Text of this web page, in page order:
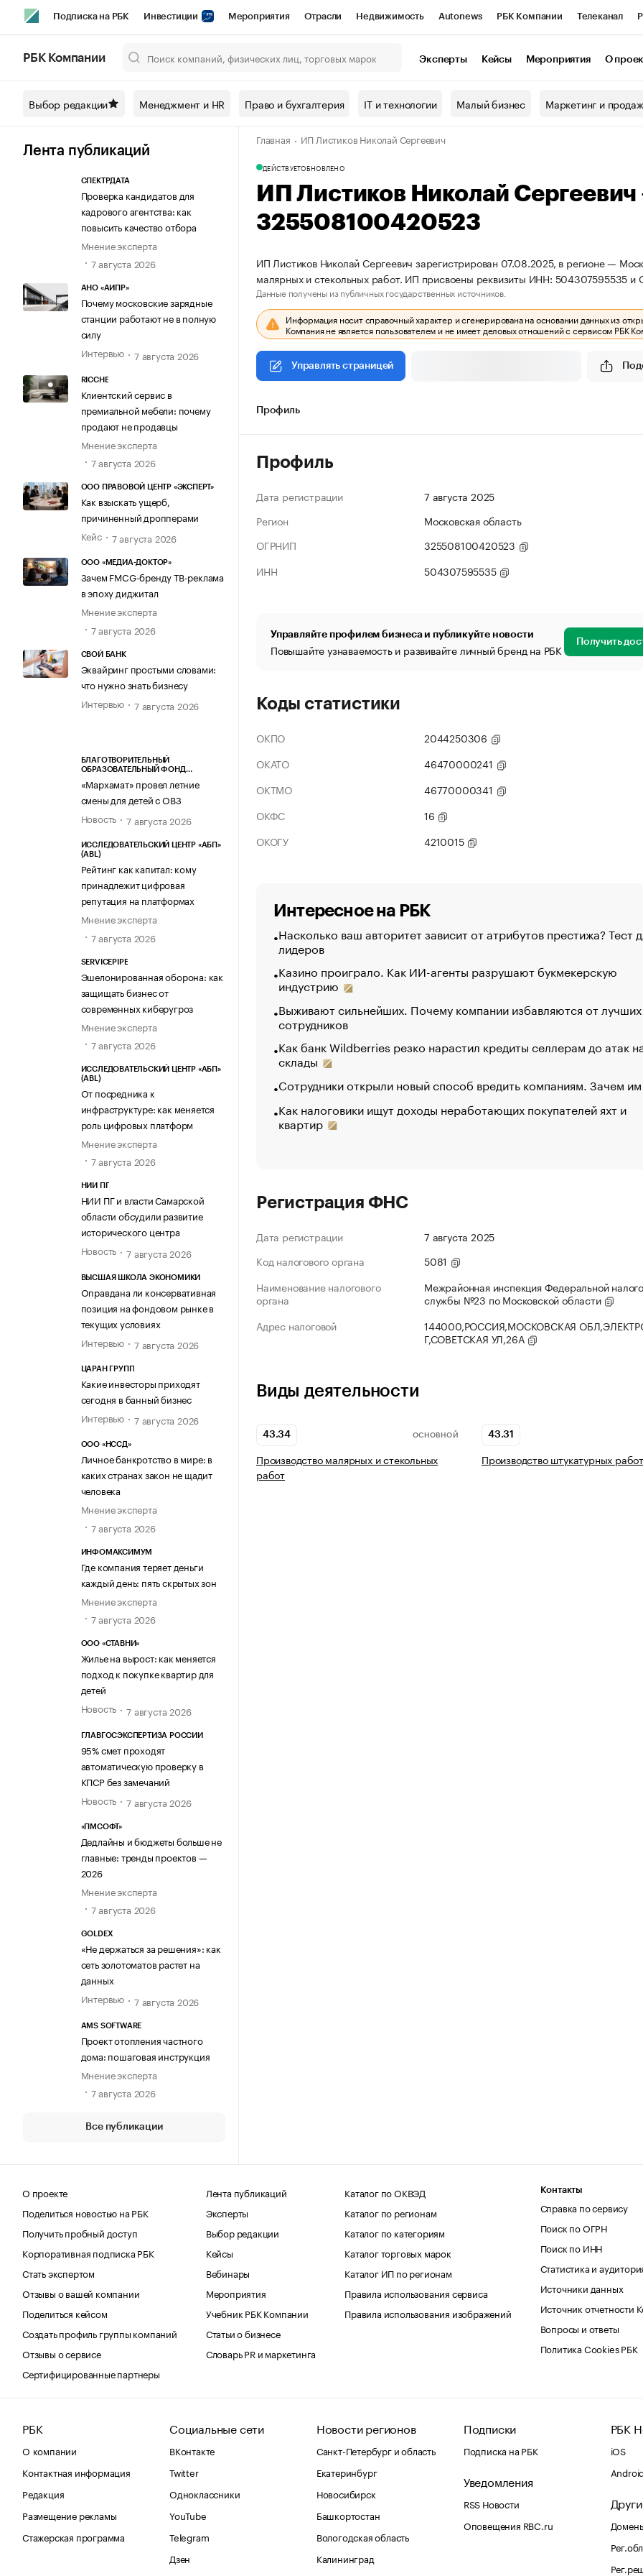
Подписка на РБК Инвестиции Мероприятия Отрасли Недвижимость Autonews РБК Компании Телеканал
Спецпроекты СПб Конференции СПб Спецпроекты Проверка контрагентов
Технологии и медиа Рынок наличной валюты
РБК Компании Эксперты Кейсы Мероприятия О
Выбор редакции Менеджмент и HR Право и бухгалтерия IT и технологии Малый бизнес Маркетинг и
Лента публикаций
СПЕКТРДАТА
Проверка кандидатов для
кадрового агентства: как
повысить качество отбора
Мнение эксперта
7 августа 2026
АНО «АИПР»
Почему московские зарядные
станции работают не в полную
силу
Интервью
7 августа 2026
RICCHE
Клиентский сервис в
премиальной мебели: почему
продают не продавцы
Мнение эксперта
7 августа 2026
ООО ПРАВОВОЙ ЦЕНТР «ЭКСПЕРТ»
Как взыскать ущерб,
причиненный дропперами
Кейс
7 августа 2026
ООО «МЕДИА-ДОКТОР»
Зачем FMCG-бренду ТВ-реклама
в эпоху диджитал
Мнение эксперта
7 августа 2026
СВОЙ БАНК
Эквайринг простыми словами:
что нужно знать бизнесу
Интервью
7 августа 2026
БЛАГОТВОРИТЕЛЬНЫЙ
ОБРАЗОВАТЕЛЬНЫЙ ФОНД
«Мархамат» провел летние
смены для детей с ОВЗ
Новость
7 августа 2026
ИССЛЕДОВАТЕЛЬСКИЙ ЦЕНТР «АБП»
(ABL)
Рейтинг как капитал: кому
принадлежит цифровая
репутация на платформах
Мнение эксперта
7 августа 2026
SERVICEPIPE
Эшелонированная оборона: как
защищать бизнес от
современных киберугроз
Мнение эксперта
7 августа 2026
ИССЛЕДОВАТЕЛЬСКИЙ ЦЕНТР «АБП»
(ABL)
От посредника к
инфраструктуре: как меняется
роль цифровых платформ
Мнение эксперта
7 августа 2026
НИИ ПГ
НИИ ПГ и власти Самарской
области обсудили развитие
исторического центра
Новость
7 августа 2026
ВЫСШАЯ ШКОЛА ЭКОНОМИКИ
Оправдана ли консервативная
позиция на фондовом рынке в
текущих условиях
Интервью
7 августа 2026
ЦАРАН ГРУПП
Какие инвесторы приходят
сегодня в банный бизнес
Интервью
7 августа 2026
ООО «НССД»
Личное банкротство в мире: в
каких странах закон не щадит
человека
Мнение эксперта
7 августа 2026
ИНФОМАКСИМУМ
Где компания теряет деньги
каждый день: пять скрытых зон
Мнение эксперта
7 августа 2026
ООО «СТАВНИ»
Жилье на вырост: как меняется
подход к покупке квартир для
детей
Новость
7 августа 2026
ГЛАВГОСЭКСПЕРТИЗА РОССИИ
95% смет проходят
автоматическую проверку в
КПСР без замечаний
Новость
7 августа 2026
«ПМСОФТ»
Дедлайны и бюджеты больше не
главные: тренды проектов —
2026
Мнение эксперта
7 августа 2026
GOLDEX
«Не держаться за решения»: как
сеть золотоматов растет на
данных
Интервью
7 августа 2026
AMS SOFTWARE
Проект отопления частного
дома: пошаговая инструкция
Мнение эксперта
7 августа 2026
Все публикации
Главная ИП Листиков Николай Сергеевич
ДЕЙСТВУЕТОБНОВЛЕНО
ИП Листиков Николай
325508100420523
ИП Листиков Николай Сергеевич зарегистрирован 07.08.2025, в регионе —
малярных и стекольных работ. ИП присвоены реквизиты ИНН: 504307595535
Данные получены из публичных государственных источников.
Информация носит справочный характер и сгенерирована на основании данных из
Компания не является пользователем и не имеет деловых отношений с сервисом РБК
Управлять страницей
Профиль
Профиль
Дата регистрации
7 августа 2025
Регион
Московская область
ОГРНИП
325508100420523
ИНН
504307595535
Управляйте профилем бизнеса и публикуйте новости
Повышайте узнаваемость и развивайте личный бренд на РБК Получить
Коды статистики
ОКПО
2044250306
ОКАТО
46470000241
ОКТМО
46770000341
ОКФС
16
ОКОГУ
4210015
Интересное на РБК
Насколько ваш авторитет зависит от атрибутов престижа? Тест
лидеров
Казино проиграло. Как ИИ-агенты разрушают букмекерскую
индустрию
Выживают сильнейших. Почему компании избавляются от лучших
сотрудников
Как банк Wildberries резко нарастил кредиты селлерам до атак
склады
Сотрудники открыли новый способ вредить компаниям. Зачем
Как налоговики ищут доходы неработающих покупателей яхт и
квартир
Регистрация ФНС
Дата регистрации
7 августа 2025
Код налогового органа
5081
Наименование налогового
органа
Межрайонная инспекция Федеральной
службы №23 по Московской области
Адрес налоговой
144000,РОССИЯ,МОСКОВСКАЯ
Г,СОВЕТСКАЯ УЛ,26А
Виды деятельности
43.34 ОСНОВНОЙ
Производство малярных и стекольных
работ
43.31
Производство штукатурных работ
О проекте
Поделиться новостью на РБК
Получить пробный доступ
Корпоративная подписка РБК
Стать экспертом
Отзывы о вашей компании
Поделиться кейсом
Создать профиль группы компаний
Отзывы о сервисе
Сертифицированные партнеры
Лента публикаций
Эксперты
Выбор редакции
Кейсы
Вебинары
Мероприятия
Учебник РБК Компании
Статьи о бизнесе
Словарь PR и маркетинга
Каталог по ОКВЭД
Каталог по регионам
Каталог по категориям
Каталог торговых марок
Каталог ИП по регионам
Правила использования сервиса
Правила использования изображений
Контакты
Справка по сервису
Поиск по ОГРН
Поиск по ИНН
Статистика и
Источники данных
Источник отчетности
Вопросы и ответы
Политика Cookies РБК
РБК
О компании
Контактная информация
Редакция
Размещение рекламы
Стажерская программа
Социальные сети
ВКонтакте
Twitter
Одноклассники
YouTube
Telegram
Дзен
Новости регионов
Санкт-Петербург и область
Екатеринбург
Новосибирск
Башкортостан
Вологодская область
Калининград
Подписки
Подписка на РБК
Уведомления
RSS Новости
Оповещения RBC.ru
РБК
iOS